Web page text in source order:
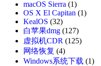
macOS Sierra (1)
OS X El Capitan (1)
KealOS (32)
白苹果dmg (127)
虚拟机CDR (125)
网络恢复 (4)
Windows系统下载 (1)